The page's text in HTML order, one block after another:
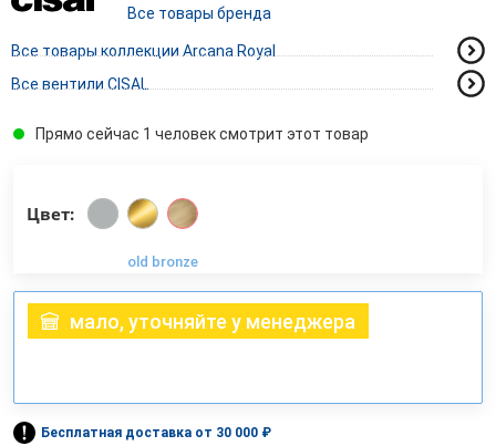
Все товары бренда
Все товары коллекции Arcana Royal
Все вентили CISAL
Прямо сейчас 1 человек смотрит этот товар
Цвет:
old bronze
мало, уточняйте у менеджера
Бесплатная доставка от 30 000 ₽